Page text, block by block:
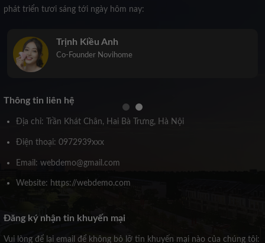
phát triển tươi sáng tới ngày hôm nay:
Trịnh Kiều Anh
Co-Founder Novihome
Thông tin liên hệ
Địa chỉ: Trần Khát Chân, Hai Bà Trưng, Hà Nội
Điện thoại: 0972939xxx
Email: webdemo@gmail.com
Website: https://webdemo.com
Đăng ký nhận tin khuyến mại
Vui lòng để lại email để không bỏ lỡ tin khuyến mại nào của chúng tôi: